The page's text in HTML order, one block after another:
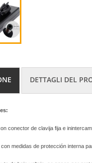
DETTAGLI DEL
conector de clavija fija e
medidas de protección interna